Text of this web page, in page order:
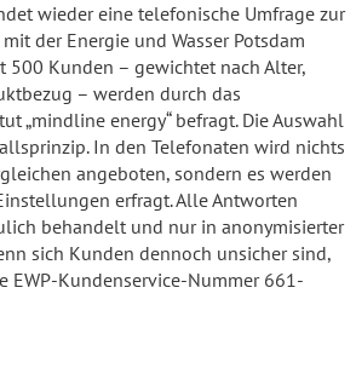
wieder eine telefonische Umfrage zur
der Energie und Wasser Potsdam
500 Kunden – gewichtet nach Alter,
– werden durch das
„mindline energy“ befragt. Die Auswahl
In den Telefonaten wird nichts
angeboten, sondern es werden
erfragt. Alle Antworten
behandelt und nur in anonymisierter
sich Kunden dennoch unsicher sind,
EWP-Kundenservice-Nummer 661-